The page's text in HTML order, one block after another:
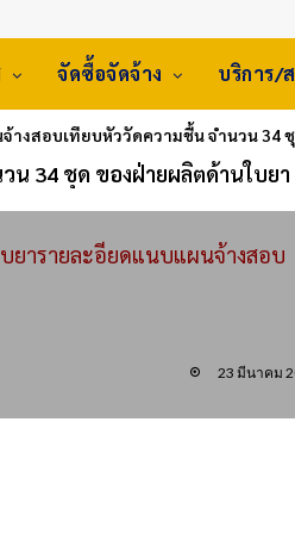
จัดซื้อจัดจ้าง บริการ/
งสอบเทียบหัววัดความชื้น จำนวน 34
น 34 ชุด ของฝ่ายผลิตด้านใบยา
ยารายละอียดแนบแผนจ้างสอบ
23 มีนาคม